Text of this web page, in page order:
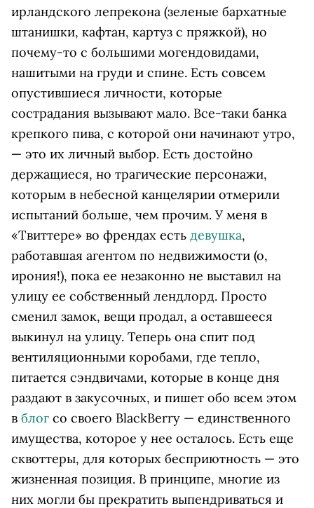
ирландского лепрекона (зеленые бархатные
штанишки, кафтан, картуз с пряжкой), но
почему-то с большими могендовидами,
нашитыми на груди и спине. Есть совсем
опустившиеся личности, которые
сострадания вызывают мало. Все-таки банка
крепкого пива, с которой они начинают утро,
— это их личный выбор. Есть достойно
держащиеся, но трагические персонажи,
которым в небесной канцелярии отмерили
испытаний больше, чем прочим. У меня в
«Твиттере» во френдах есть девушка,
работавшая агентом по недвижимости (о,
ирония!), пока ее незаконно не выставил на
улицу ее собственный лендлорд. Просто
сменил замок, вещи продал, а оставшееся
выкинул на улицу. Теперь она спит под
вентиляционными коробами, где тепло,
питается сэндвичами, которые в конце дня
раздают в закусочных, и пишет обо всем этом
в блог со своего BlackBerry — единственного
имущества, которое у нее осталось. Есть еще
сквоттеры, для которых бесприютность — это
жизненная позиция. В принципе, многие из
них могли бы прекратить выпендриваться и